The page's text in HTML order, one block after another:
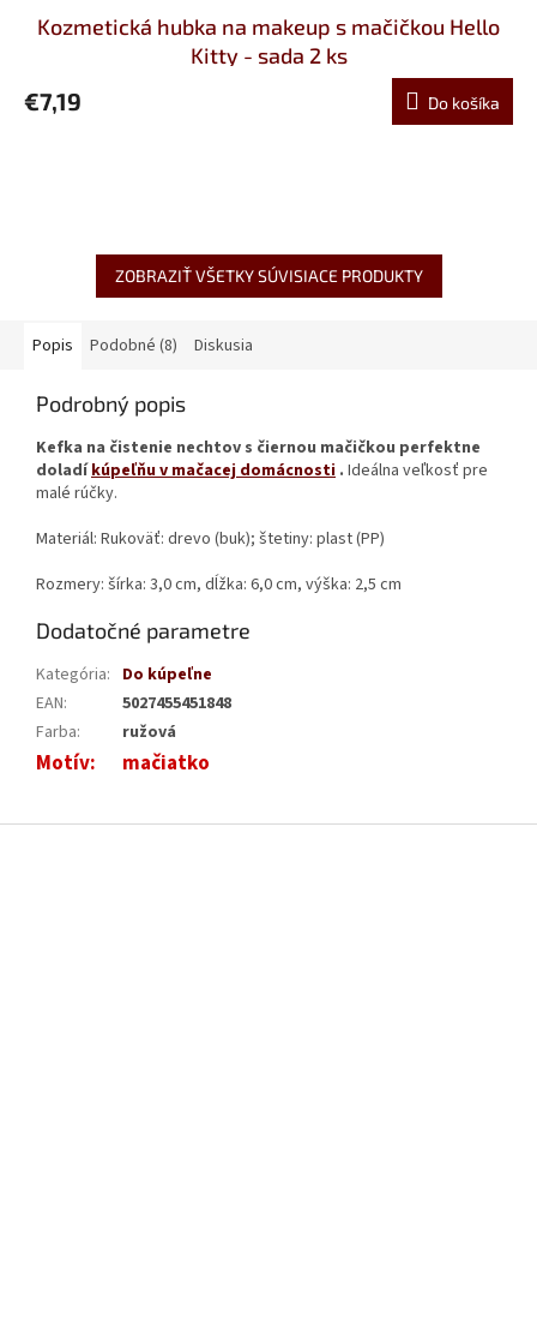
Kozmetická hubka na makeup s mačičkou Hello
Kitty - sada 2 ks
€7,19 Do košíka
ZOBRAZIŤ VŠETKY SÚVISIACE PRODUKTY
Popis Podobné (8) Diskusia
Podrobný popis
Kefka na čistenie nechtov s čiernou mačičkou perfektne
doladíkúpeľňu v mačacej domácnosti . Ideálna veľkosť pre
malé rúčky.
Materiál: Rukoväť: drevo (buk); štetiny: plast (PP)
Rozmery: šírka: 3,0 cm, dĺžka: 6,0 cm, výška: 2,5 cm
Dodatočné parametre
Kategória: Do kúpeľne
EAN:
5027455451848
Farba: ružová
Motív: mačiatko